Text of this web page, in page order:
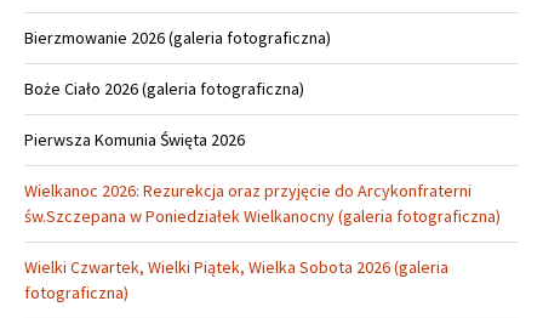
Bierzmowanie 2026 (galeria fotograficzna)
Boże Ciało 2026 (galeria fotograficzna)
Pierwsza Komunia Święta 2026
Wielkanoc 2026: Rezurekcja oraz przyjęcie do Arcykonfraterni
św.Szczepana w Poniedziałek Wielkanocny (galeria fotograficzna)
Wielki Czwartek, Wielki Piątek, Wielka Sobota 2026 (galeria
fotograficzna)